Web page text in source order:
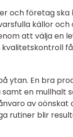
och företag ska
källor
att välja en
ytan. En bra
en mullhalt
av oönskat
rutiner blir